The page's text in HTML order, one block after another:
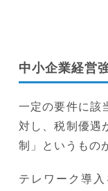
中小企業経営
一定の要件に該
対し、税制優遇
制」というもの
テレワーク導